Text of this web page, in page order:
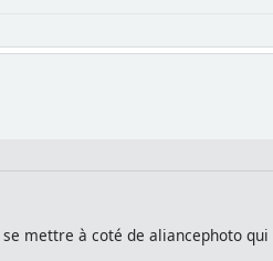
se mettre à coté de aliancephoto